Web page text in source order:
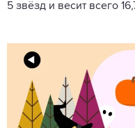
5 звёзд и весит всего